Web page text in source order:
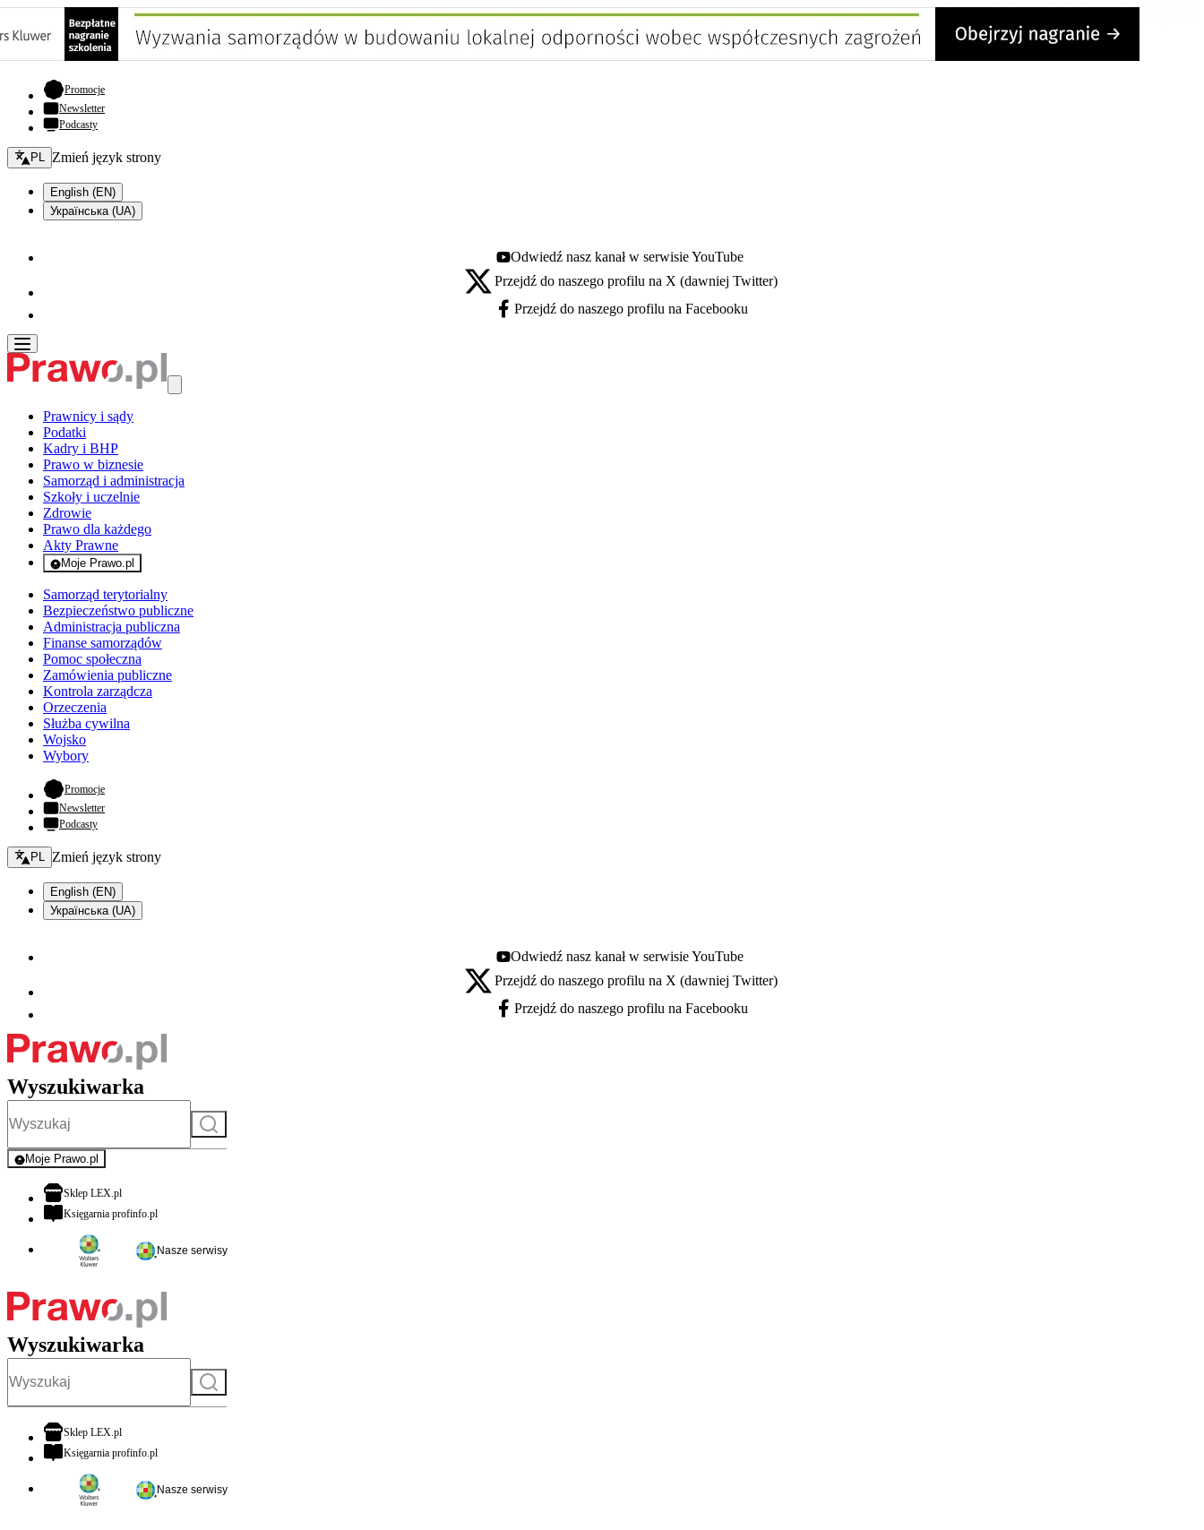
Promocje- otwiera się w nowej karcie
Newsletter
Podcasty
Zmień język - bieżący:
PL Zmień język strony
English (EN)
Українська (UA)
Youtube - otwiera się w nowej karcie
Odwiedź nasz kanał w serwisie YouTube
X - otwiera się w nowej karcie
Przejdź do naszego profilu na X (dawniej Twitter)
Facebook - otwiera się w nowej karcie
Przejdź do naszego profilu na Facebooku
Prawnicy i sądy
Podatki
Kadry i BHP
Prawo w biznesie
Samorząd i administracja
Szkoły i uczelnie
Zdrowie
Prawo dla każdego
Akty Prawne
Moje Prawo.pl
- rejestracja i logowanie do serwisu
Samorząd terytorialny
Bezpieczeństwo publiczne
Administracja publiczna
Finanse samorządów
Pomoc społeczna
Zamówienia publiczne
Kontrola zarządcza
Orzeczenia
Służba cywilna
Wojsko
Wybory
Promocje- otwiera się w nowej karcie
Newsletter
Podcasty
Zmień język - bieżący:
PL Zmień język strony
English (EN)
Українська (UA)
Youtube - otwiera się w nowej karcie
Odwiedź nasz kanał w serwisie YouTube
X - otwiera się w nowej karcie
Przejdź do naszego profilu na X (dawniej Twitter)
Facebook - otwiera się w nowej karcie
Przejdź do naszego profilu na Facebooku
Wyszukiwarka
Szukaj
Moje Prawo.pl
- rejestracja i logowanie do serwisu
Sklep LEX.plotwiera się w nowej karcie
Księgarnia profinfo.plotwiera się w nowej karcie
Nasze serwisy
Wyszukiwarka
Szukaj
Sklep LEX.plotwiera się w nowej karcie
Księgarnia profinfo.plotwiera się w nowej karcie
Nasze serwisy